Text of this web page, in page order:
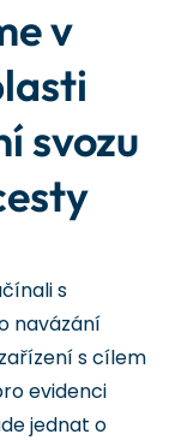
v
svozu
s
navázání
s cílem
evidenci
jednat o